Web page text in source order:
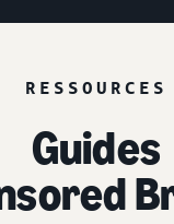
RESSOURCES
Guides